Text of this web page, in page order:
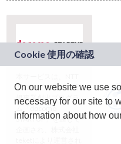
ドコモグループの新
規事業創出プログラ
ム「docomo
STARTUP」を通じて
On our website we use
necessary for our site to
information about how